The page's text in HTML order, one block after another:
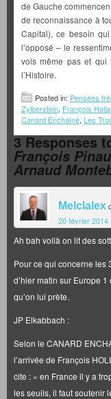
de Gauche
de reconnaissance à
Capital), ce besoin
l’opposé – le
vois même pas et qui
l’Histoire.
Posted in: Pensées
Zylberstein, François
Canard Enchaîné, Les
3 Responses
François
Arnaud
Melclalex
20 février 2014
Ah bah voilà on lit des
Pour ce qui concerne les
d’hier matin sur Europe
qu’on lui prète.
JP Elkabbach :
Selon le CANARD
l’arrivée de François
cite : « en France il y a
les seuils, il faut soutenir